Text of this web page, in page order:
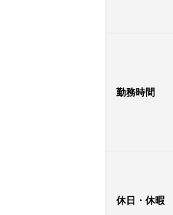
勤務時間
休日・休暇